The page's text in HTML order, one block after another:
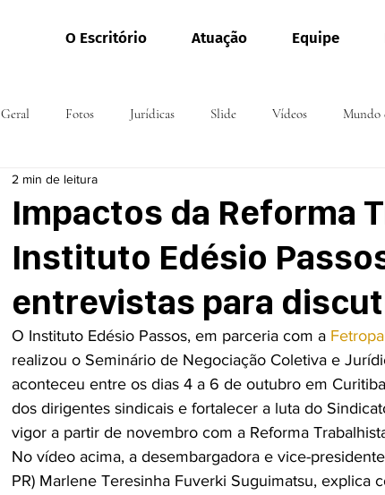
O Escritório Atuação Equipe
Geral Fotos Jurídicas Slide Vídeos Mundo
Impactos da Reforma
Instituto Edésio
entrevistas para
2 min de leitura
O Instituto Edésio Passos, em parceria com a
realizou o Seminário de Negociação Coletiva e
aconteceu entre os dias 4 a 6 de outubro em
dos dirigentes sindicais e fortalecer a luta do
vigor a partir de novembro com a Reforma
No vídeo acima, a desembargadora e vice-
PR) Marlene Teresinha Fuverki Suguimatsu, explica